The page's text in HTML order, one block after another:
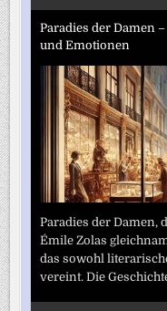
Paradies der Damen
und Emotionen
Paradies der Damen,
Émile Zolas
das sowohl
vereint. Die